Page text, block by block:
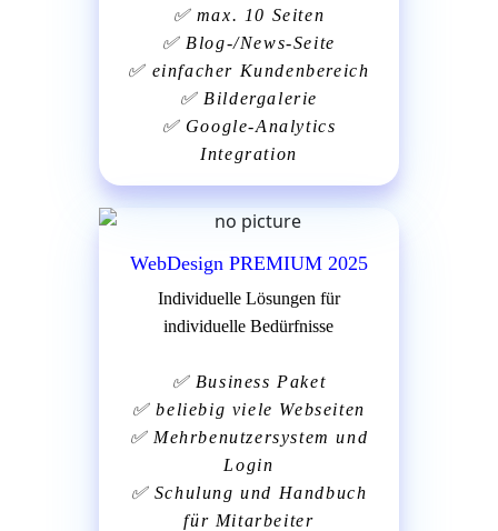
✅ max. 10 Seiten
✅ Blog-/News-Seite
✅ einfacher Kundenbereich
✅ Bildergalerie
✅ Google-Analytics
Integration
WebDesign PREMIUM 2025
Individuelle Lösungen für
individuelle Bedürfnisse
✅ Business Paket
✅beliebig viele Webseiten
✅ Mehrbenutzersystem und
Login
✅ Schulung und Handbuch
für Mitarbeiter